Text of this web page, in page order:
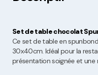
Set de table chocolat
Ce set de table en
30x40cm. Idéal pour la
présentation soignée et une